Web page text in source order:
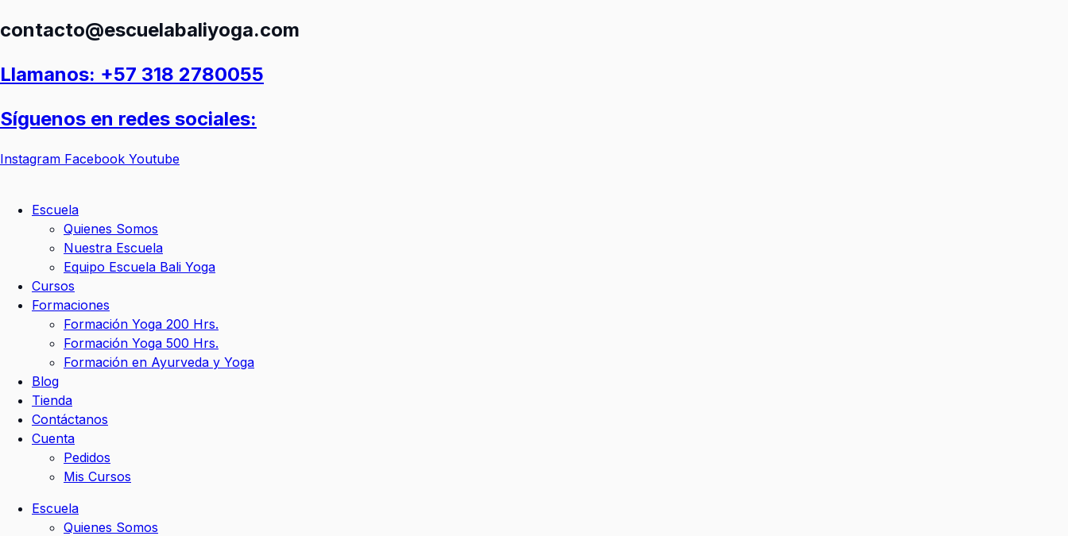
Ir
contacto@escuelabaliyoga.com
Llamanos: +57 318 2780055
Síguenos en redes sociales:
Instagram Facebook Youtube
Escuela
Quienes Somos
Nuestra Escuela
Equipo Escuela Bali Yoga
Cursos
Formaciones
Formación Yoga 200 Hrs.
Formación Yoga 500 Hrs.
Formación en Ayurveda y Yoga
Blog
Tienda
Contáctanos
Cuenta
Pedidos
Mis Cursos
Escuela
Quienes Somos